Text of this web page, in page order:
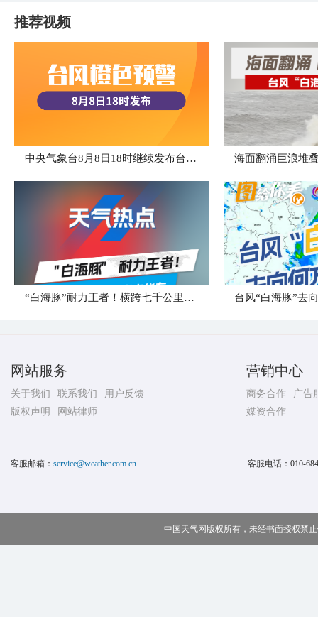
推荐视频
中央气象台8月8日18时继续发布台风橙色预警 海面翻涌巨浪堆
“白海豚”耐力王者！横跨七千公里直奔华东 台风“白海豚”去
网站服务
关于我们 联系我们
用户反馈
版权声明
网站律师
营销中心
商务合作
广告
媒资合作
客服邮箱： service@weather.com.cn 客服电话： 010-
中国天气网版权所有，未经书面授权